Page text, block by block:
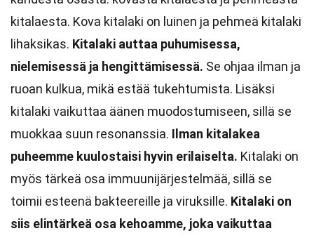
kitalaesta. Kova kitalaki on luinen ja pehmeä kitalaki
lihaksikas. Kitalaki auttaa puhumisessa,
nielemisessä ja hengittämisessä. Se ohjaa ilman ja
ruoan kulkua, mikä estää tukehtumista. Lisäksi
kitalaki vaikuttaa äänen muodostumiseen, sillä se
muokkaa suun resonanssia. Ilman kitalakea
puheemme kuulostaisi hyvin erilaiselta. Kitalaki on
myös tärkeä osa immuunijärjestelmää, sillä se
toimii esteenä bakteereille ja viruksille. Kitalaki on
siis elintärkeä osa kehoamme, joka vaikuttaa